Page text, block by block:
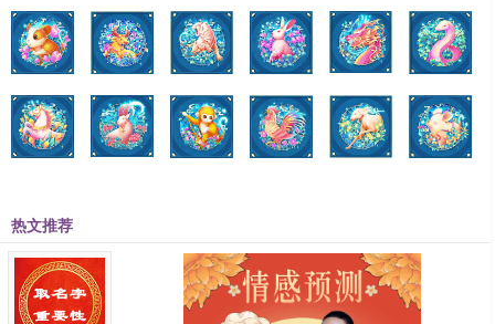
心如意，甜甜美美。
单身人士有望遇到条件优秀的心仪对象，平时可多主动联系，周
末节假日要勇敢约出来一起吃饭、聊天，创造出彼此进一步的熟悉、
了解和升温的条件。但交往之初，要把握好尺度，切勿过于心急、迫
切想要得到结果，这样会给对方留下不成熟稳重的印象;也不要三天打
这样才机会进一步确认关系，步入细水长流的稳定阶段。
有对象的属鼠人，今年有望进入人生的下一个阶段。双方感情稳
定牢固，而且彼此都有意向组建家庭，在适当的时期属鼠人可以考虑
热文推荐